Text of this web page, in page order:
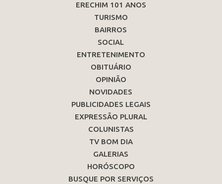
ERECHIM 101 ANOS
TURISMO
BAIRROS
SOCIAL
ENTRETENIMENTO
OBITUÁRIO
OPINIÃO
NOVIDADES
PUBLICIDADES LEGAIS
EXPRESSÃO PLURAL
COLUNISTAS
TV BOM DIA
GALERIAS
HORÓSCOPO
BUSQUE POR SERVIÇOS